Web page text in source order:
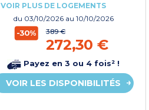
VOIR PLUS DE LOGEMENTS
du 03/10/2026 au 10/10/2026
-30% 389 €
272,30 €
Payez en 3 ou 4 fois² !
VOIR LES DISPONIBILITÉS